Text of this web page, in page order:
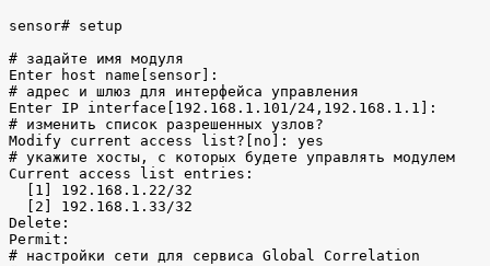
sensor# setup
# задайте имя модуля
Enter host name[sensor]:
# адрес и шлюз для интерфейса управления
Enter IP interface[192.168.1.101/24,192.168.1.1]:
# изменить список разрешенных узлов?
Modify current access list?[no]: yes
# укажите хосты, с которых будете управлять модулем
Current access list entries:
  [1] 192.168.1.22/32
  [2] 192.168.1.33/32
Delete:
Permit:
# настройки сети для сервиса Global Correlation